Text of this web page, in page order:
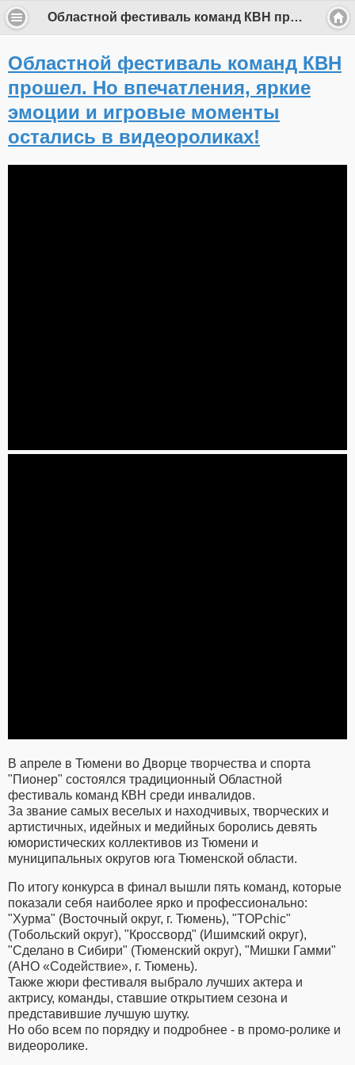
Областной фестиваль команд КВН прошел. Но впечатления, яркие эмоции и игровые моменты остались в видеороликах!
Областной фестиваль команд КВН
прошел. Но впечатления, яркие
эмоции и игровые моменты
остались в видеороликах!
В апреле в Тюмени во Дворце творчества и спорта
"Пионер" состоялся традиционный Областной
фестиваль команд КВН среди инвалидов.
За звание самых веселых и находчивых, творческих и
артистичных, идейных и медийных боролись девять
юмористических коллективов из Тюмени и
муниципальных округов юга Тюменской области.
По итогу конкурса в финал вышли пять команд, которые
показали себя наиболее ярко и профессионально:
"Хурма" (Восточный округ, г. Тюмень), "ТOPchic"
(Тобольский округ), "Кроссворд" (Ишимский округ),
"Сделано в Сибири" (Тюменский округ), "Мишки Гамми"
(АНО «Содействие», г. Тюмень).
Также жюри фестиваля выбрало лучших актера и
актрису, команды, ставшие открытием сезона и
представившие лучшую шутку.
Но обо всем по порядку и подробнее - в промо-ролике и
видеоролике.